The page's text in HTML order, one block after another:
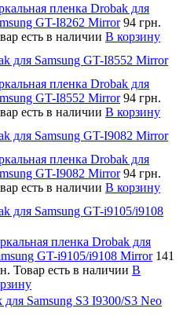
пленка Drobak для
GT-I8262 Mirror 94 грн.
есть в наличии В корзину
для Samsung GT-I8552 Mirror
пленка Drobak для
GT-I8552 Mirror 94 грн.
есть в наличии В корзину
для Samsung GT-I9082 Mirror
пленка Drobak для
GT-I9082 Mirror 94 грн.
есть в наличии В корзину
для Samsung GT-i9105/i9108
пленка Drobak для
GT-i9105/i9108 Mirror 141
Товар есть в наличии В
Samsung S3 I9300/S3 Neo